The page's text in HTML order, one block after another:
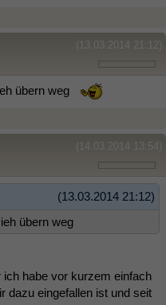
(13.03.2014 21:12)
übern weg
(14.03.2014 13:54)
(13.03.2014 21:12)
übern weg
habe vor kurzem einfach
dazu eingefallen ist und seit